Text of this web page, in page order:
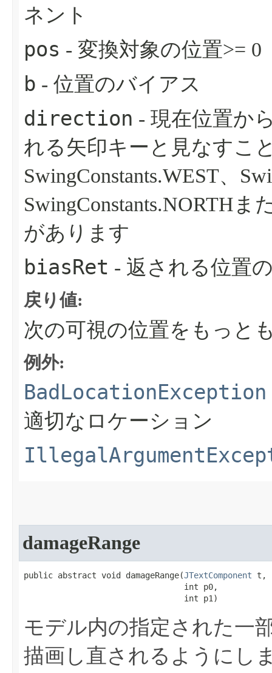
ネント
pos - 変換対象の位置>= 0
b - 位置のバイアス
direction - 現在位置か
れる矢印キーと見なすこ
SwingConstants.WEST、
SwingConstants.NORTHま
があります
biasRet - 返される位置
戻り値:
次の可視の位置をもっと
例外:
BadLocationException
適切なロケーション
damageRange
public abstract void damageRange​(JTextComponent t,
                                 int p0,
                                 int p1)
モデル内の指定された一
描画し直されるようにし